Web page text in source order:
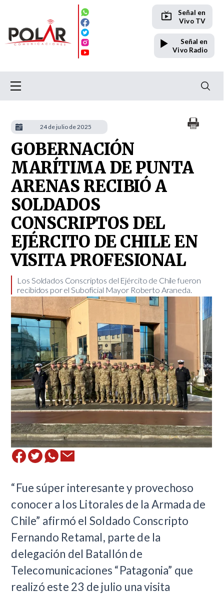
Señal en
Vivo TV
Señal en
Vivo Radio
GOBERNACIÓN
MARÍTIMA DE PUNTA
ARENAS RECIBIÓ A
SOLDADOS
CONSCRIPTOS DEL
EJÉRCITO DE CHILE EN
VISITA PROFESIONAL
​Los Soldados Conscriptos del Ejército de Chile fueron
recibidos por el Suboficial Mayor Roberto Araneda.
​“Fue súper interesante y provechoso
conocer a los Litorales de la Armada de
Chile” afirmó el Soldado Conscripto
Fernando Retamal, parte de la
delegación del Batallón de
Telecomunicaciones “Patagonia” que
realizó este 23 de julio una visita
24 de julio de 2025